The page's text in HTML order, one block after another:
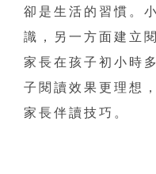
卻是生活的習慣。
識，另一方面建立
家長在孩子初小時
子閱讀效果更理想
家長伴讀技巧。